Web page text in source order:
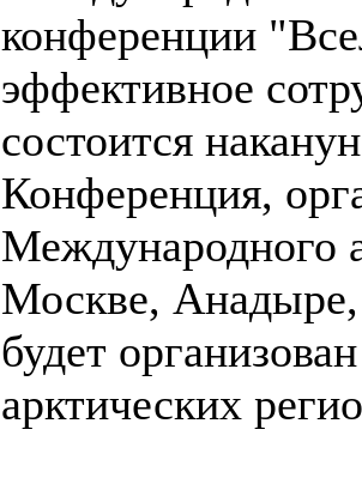
конференции
эффективное
состоится
Конференция,
Международного
Москве, Анадыре,
будет
арктических